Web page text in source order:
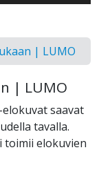
| LUMO
| LUMO
saavat
tavalla.
toimii elokuvien